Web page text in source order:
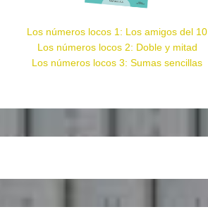
Los números locos 1: Los amigos del 10
Los números locos 2: Doble y mitad
Los números locos 3: Sumas sencillas